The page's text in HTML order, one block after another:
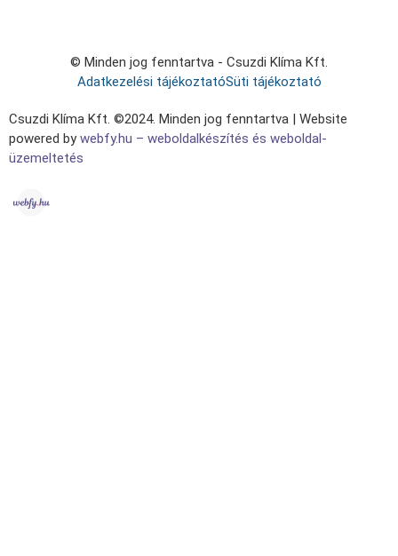
© Minden jog fenntartva - Csuzdi Klíma Kft.
Adatkezelési tájékoztatóSüti tájékoztató
Csuzdi Klíma Kft. ©2024. Minden jog fenntartva | Website
powered bywebfy.hu – weboldalkészítés és weboldal-
üzemeltetés